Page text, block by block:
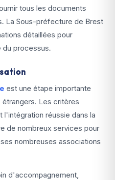
tous les documents
La Sous-préfecture de Brest
détaillées pour
du processus.
est une étape importante
Les critères
l'intégration réussie dans la
de nombreux services pour
nombreuses associations
d'accompagnement,